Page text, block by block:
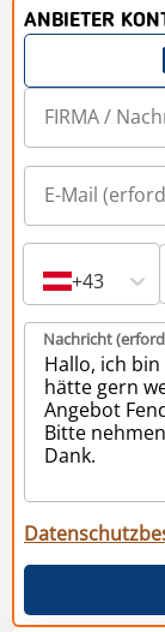
ANBIETER
+43
Nachricht